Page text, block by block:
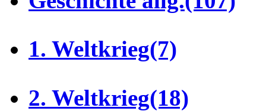
1. Weltkrieg(7)
2. Weltkrieg(18)